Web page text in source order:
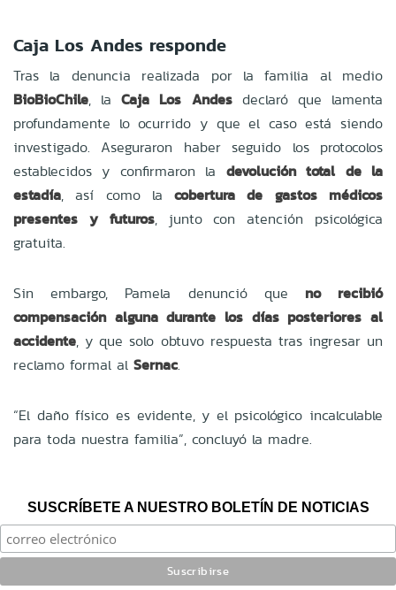
Caja Los Andes responde
Tras la denuncia realizada por la familia al medio
BioBioChile, laCaja Los Andesdeclaró que lamenta
profundamente lo ocurrido y que el caso está siendo
investigado. Aseguraron haber seguido los protocolos
establecidos y confirmaron la devolución total de la
estadía, así como lacobertura de gastos médicos
presentes y futuros, junto con atención psicológica
gratuita.
Sin embargo, Pamela denunció que no recibió
compensación alguna durante los días posteriores al
accidente, y que solo obtuvo respuesta tras ingresar un
reclamo formal al Sernac.
“El daño físico es evidente, y el psicológico incalculable
para toda nuestra familia”, concluyó la madre.
SUSCRÍBETE A NUESTRO BOLETÍN DE NOTICIAS